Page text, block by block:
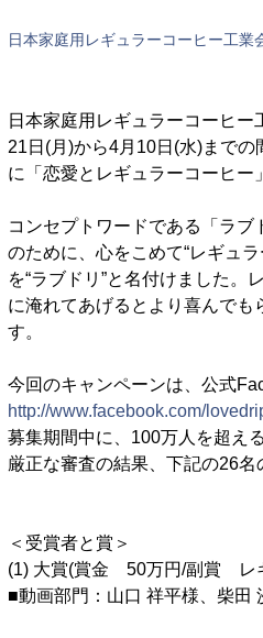
日本家庭用レギュラーコーヒー工業
日本家庭用レギュラーコーヒ
21日(月)から4月10日(水)まで
に「恋愛とレギュラーコーヒー
コンセプトワードである「ラブ
のために、心をこめて“レギュ
を“ラブドリ”と名付けました
に淹れてあげるとより喜んで
す。
今回のキャンペーンは、公式
http://www.facebook.com/
募集期間中に、100万人を超え
厳正な審査の結果、下記の26名
＜受賞者と賞＞
(1) 大賞(賞金 50万円/副賞 レ
■動画部門：山口 祥平様、柴田